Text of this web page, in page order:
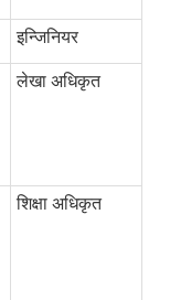
इन्जिनियर
लेखा अधिकृत
शिक्षा अधिकृत